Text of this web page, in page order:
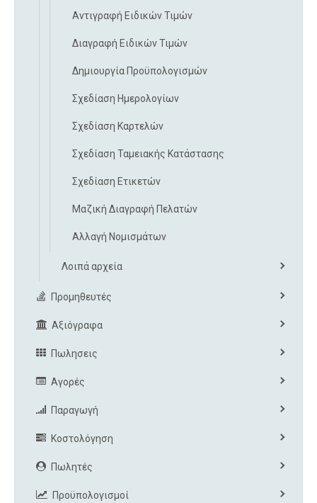
Αντιγραφή Ειδικών Τιμών
Διαγραφή Ειδικών Τιμών
Δημιουργία Προϋπολογισμών
Σχεδίαση Ημερολογίων
Σχεδίαση Καρτελών
Σχεδίαση Ταμειακής Κατάστασης
Σχεδίαση Ετικετών
Μαζική Διαγραφή Πελατών
Αλλαγή Νομισμάτων
Λοιπά αρχεία
Προμηθευτές
Αξιόγραφα
Πωλησεις
Αγορές
Παραγωγή
Κοστολόγηση
Πωλητές
Προϋπολογισμοί